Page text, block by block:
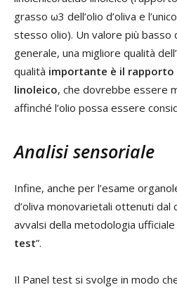
grasso ω3 dell’olio d’oliva e
stesso olio). Un valore più basso
generale, una migliore qualità
qualità importante è il
linoleico, che dovrebbe essere
affinché l’olio possa essere
Analisi sensoriale
Infine, anche per l’esame
d’oliva monovarietali ottenuti dal
avvalsi della metodologia ufficiale
test”.
Il Panel test si svolge in modo